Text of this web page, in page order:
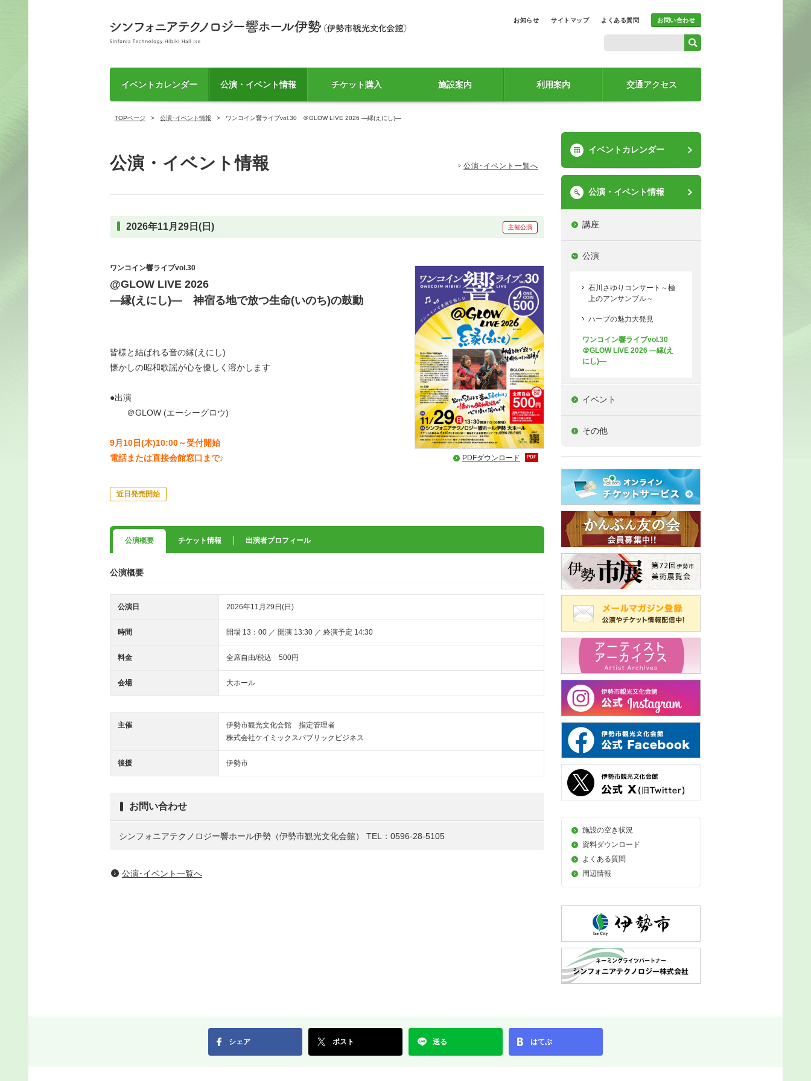
お知らせ サイトマップ よくある質問 お問い合わせ
イベントカレンダー 公演・イベント情報 チケット購入 施設案内 利用案内 交通アクセス
TOPページ 公演･イベント情報 ワンコイン響ライブvol.30 ＠GLOW LIVE 2026 ―縁(えにし)―
公演・イベント情報 公演･イベント一覧へ
2026年11月29日(日) 主催公演
ワンコイン響ライブvol.30
@GLOW LIVE 2026
—縁(えにし)― 神宿る地で放つ生命(いのち)の鼓動
皆様と結ばれる音の縁(えにし)
懐かしの昭和歌謡が心を優しく溶かします
●出演
＠GLOW (エーシーグロウ)
9月10日(木)10:00～受付開始
電話または直接会館窓口まで♪
近日発売開始
PDFダウンロード PDF
公演概要 チケット情報 出演者プロフィール
公演概要
公演日 2026年11月29日(日)
時間 開場 13：00 ／ 開演 13:30 ／ 終演予定 14:30
料金 全席自由/税込 500円
会場 大ホール
主催
伊勢市観光文化会館 指定管理者
株式会社ケイミックスパブリックビジネス
後援 伊勢市
お問い合わせ
シンフォニアテクノロジー響ホール伊勢（伊勢市観光文化会館） TEL：0596-28-5105
公演･イベント一覧へ
イベントカレンダー
公演・イベント情報
講座
公演
石川さゆりコンサート～極
上のアンサンブル～
ハープの魅力大発見
ワンコイン響ライブvol.30
＠GLOW LIVE 2026 ―縁(え
にし)―
イベント
その他
施設の空き状況
資料ダウンロード
よくある質問
周辺情報
シェア ポスト 送る はてぶ